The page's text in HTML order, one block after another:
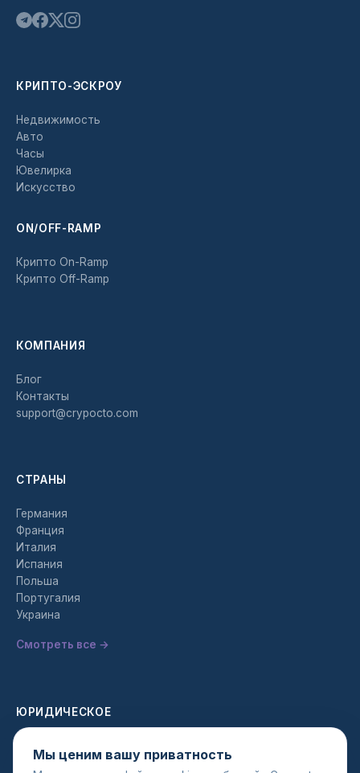
КРИПТО-ЭСКРОУ
Недвижимость
Авто
Часы
Ювелирка
Искусство
ON/OFF-RAMP
Крипто On-Ramp
Крипто Off-Ramp
КОМПАНИЯ
Блог
Контакты
support@crypocto.com
СТРАНЫ
Германия
Франция
Италия
Испания
Польша
Португалия
Украина
Смотреть все →
ЮРИДИЧЕСКОЕ
Условия использования
Мы ценим вашу приватность